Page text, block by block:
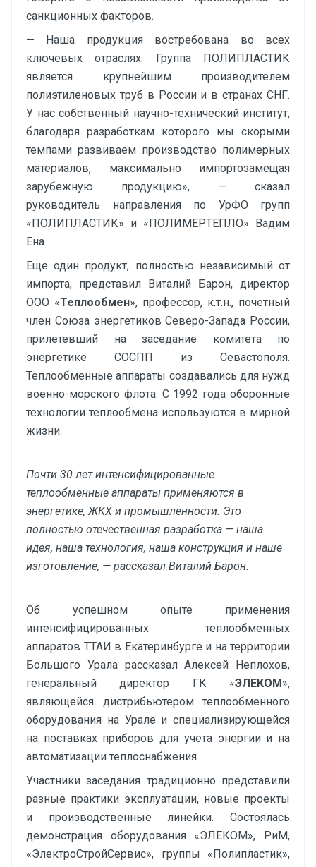
санкционных факторов.
— Наша продукция востребована во всех
ключевых отраслях. Группа ПОЛИПЛАСТИК
является крупнейшим производителем
полиэтиленовых труб в России и в странах СНГ.
У нас собственный научно-технический институт,
благодаря разработкам которого мы скорыми
темпами развиваем производство полимерных
материалов, максимально импортозамещая
зарубежную продукцию», — сказал
руководитель направления по УрФО групп
«ПОЛИПЛАСТИК» и «ПОЛИМЕРТЕПЛО» Вадим
Ена.
Еще один продукт, полностью независимый от
импорта, представил Виталий Барон, директор
ООО «Теплообмен», профессор, к.т.н., почетный
член Союза энергетиков Северо-Запада России,
прилетевший на заседание комитета по
энергетике СОСПП из Севастополя.
Теплообменные аппараты создавались для нужд
военно-морского флота. С 1992 года оборонные
технологии теплообмена используются в мирной
жизни.
Почти 30 лет интенсифицированные
теплообменные аппараты применяются в
энергетике, ЖКХ и промышленности. Это
полностью отечественная разработка — наша
идея, наша технология, наша конструкция и наше
изготовление, — рассказал Виталий Барон.
Об успешном опыте применения
интенсифицированных теплообменных
аппаратов ТТАИ в Екатеринбурге и на территории
Большого Урала рассказал Алексей Неплохов,
генеральный директор ГК «ЭЛЕКОМ»,
являющейся дистрибьютером теплообменного
оборудования на Урале и специализирующейся
на поставках приборов для учета энергии и на
автоматизации теплоснабжения.
Участники заседания традиционно представили
разные практики эксплуатации, новые проекты
и производственные линейки. Состоялась
демонстрация оборудования «ЭЛЕКОМ», РиМ,
«ЭлектроСтройСервис», группы «Полипластик»,